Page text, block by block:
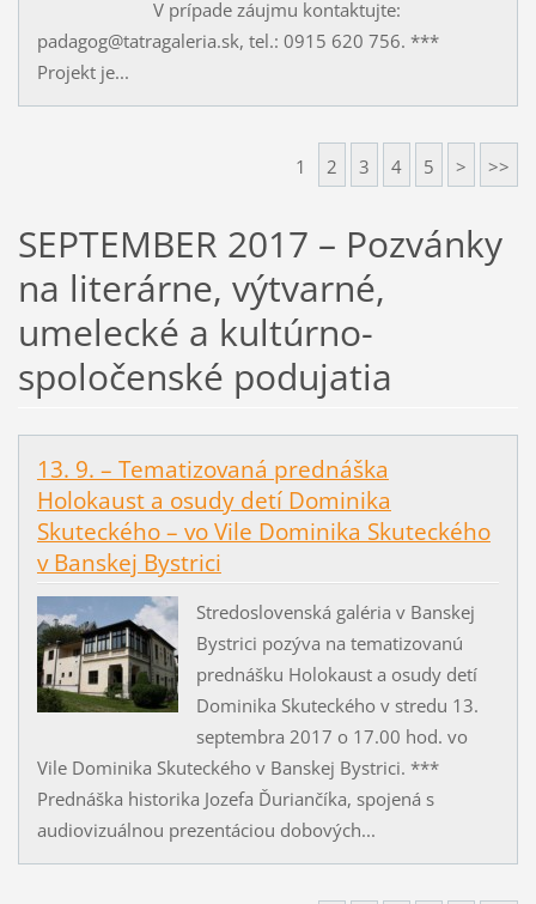
V prípade záujmu kontaktujte:
padagog@tatragaleria.sk, tel.: 0915 620 756. ***
Projekt je...
1 2 3 4 5 > >>
SEPTEMBER 2017 – Pozvánky
na literárne, výtvarné,
umelecké a kultúrno-
spoločenské podujatia
13. 9. – Tematizovaná prednáška
Holokaust a osudy detí Dominika
Skuteckého – vo Vile Dominika Skuteckého
v Banskej Bystrici
Stredoslovenská galéria v Banskej
Bystrici pozýva na tematizovanú
prednášku Holokaust a osudy detí
Dominika Skuteckého v stredu 13.
septembra 2017 o 17.00 hod. vo
Vile Dominika Skuteckého v Banskej Bystrici. ***
Prednáška historika Jozefa Ďuriančíka, spojená s
audiovizuálnou prezentáciou dobových...